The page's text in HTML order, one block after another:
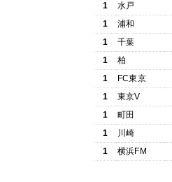
1
水戸
1
浦和
1
千葉
1
柏
1
FC東京
1
東京V
1
町田
1
川崎
1
横浜FM